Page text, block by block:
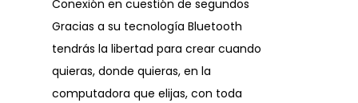
Conexión en cuestión de segundos
Gracias a su tecnología Bluetooth
tendrás la libertad para crear cuando
quieras, donde quieras, en la
computadora que elijas, con toda